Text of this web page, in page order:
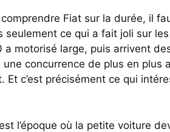
comprendre Fiat sur la durée, il
seulement ce qui a fait joli sur
a motorisé large, puis arrivent
concurrence de plus en plus
Et c’est précisément ce qui
l’époque où la petite voiture